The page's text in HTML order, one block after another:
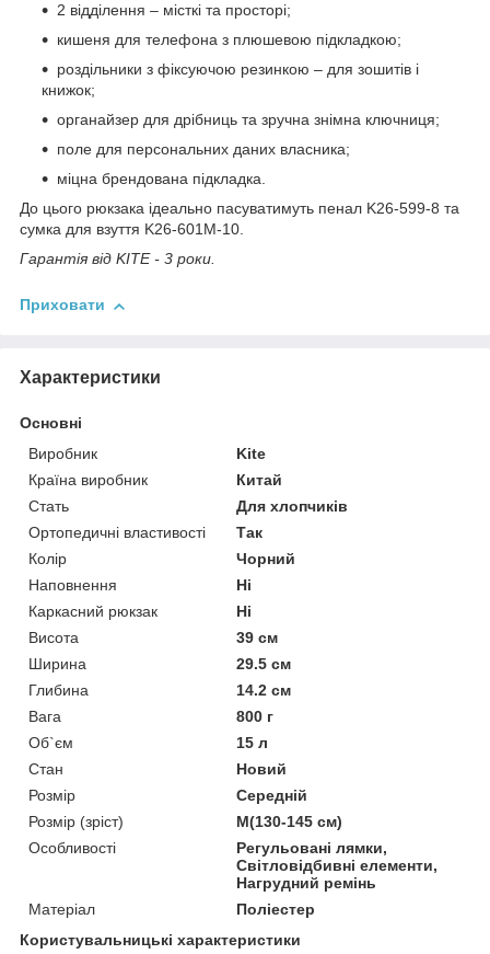
2 відділення – місткі та просторі;
кишеня для телефона з плюшевою підкладкою;
роздільники з фіксуючою резинкою – для зошитів і
книжок;
органайзер для дрібниць та зручна знімна ключниця;
поле для персональних даних власника;
міцна брендована підкладка.
До цього рюкзака ідеально пасуватимуть пенал K26-599-8 та
сумка для взуття K26-601M-10.
Гарантія від KITE - 3 роки.
Приховати
Характеристики
Основні
Виробник
Kite
Країна виробник
Китай
Стать
Для хлопчиків
Ортопедичні властивості
Так
Колір
Чорний
Наповнення
Ні
Каркасний рюкзак
Ні
Висота
39 см
Ширина
29.5 см
Глибина
14.2 см
Вага
800 г
Об`єм
15 л
Стан
Новий
Розмір
Середній
Розмір (зріст)
M(130-145 см)
Особливості
Регульовані лямки,
Світловідбивні елементи,
Нагрудний ремінь
Матеріал
Поліестер
Користувальницькі характеристики